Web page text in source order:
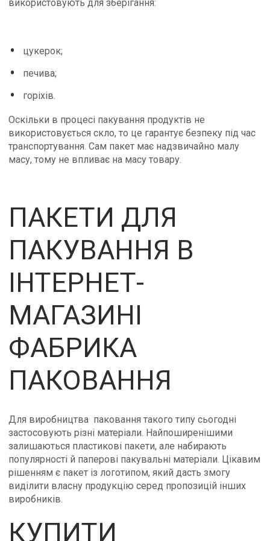
використовують для зберігання:
цукерок;
печива;
горіхів.
Оскільки в процесі пакування продуктів не
використовується скло, то це гарантує безпеку під час
транспортування. Сам пакет має надзвичайно малу
масу, тому не впливає на масу товару.
ПАКЕТИ ДЛЯ
ПАКУВАННЯ В
ІНТЕРНЕТ-
МАГАЗИНІ
ФАБРИКА
ПАКОВАННЯ
Для виробництва паковання такого типу сьогодні
застосовують різні матеріали. Найпоширенішими
залишаються пластикові пакети, але набирають
популярності й паперові пакувальні матеріали. Цікавим
рішенням є пакет із логотипом, який дасть змогу
виділити власну продукцію серед пропозицій інших
виробників.
КУПИТИ